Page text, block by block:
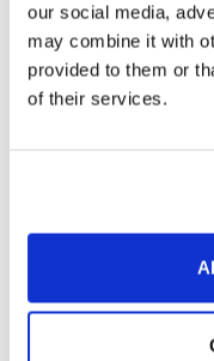
our social media,
may combine it with
provided to them or
of their services.
Dormitorios